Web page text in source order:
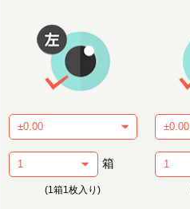
箱
(1箱1枚入り)